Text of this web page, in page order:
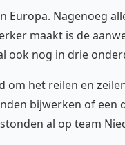
Nagenoeg
maakt is de
ook nog in drie
om het reilen en
bijwerken of
al op team